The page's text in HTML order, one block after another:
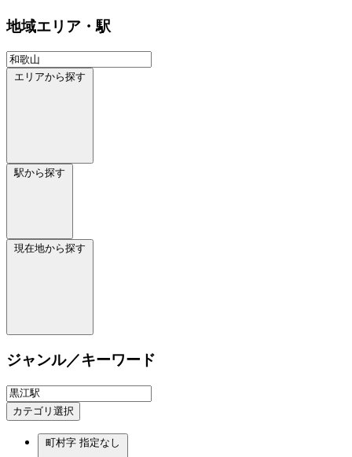
地域エリア・駅
エリアから探す
駅から探す
現在地から探す
ジャンル／キーワード
カテゴリ選択
町村字 指定なし